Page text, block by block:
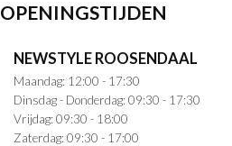
OPENINGSTIJDEN
NEWSTYLE ROOSENDAAL
Maandag: 12:00 - 17:30
Dinsdag - Donderdag: 09:30 - 17:30
Vrijdag: 09:30 - 18:00
Zaterdag: 09:30 - 17:00